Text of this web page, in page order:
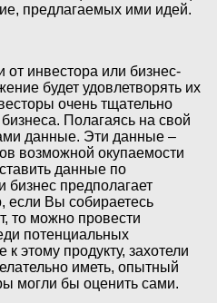
предлагаемых ими идей.
от инвестора или бизнес-
будет удовлетворять их
очень тщательно
Полагаясь на свой
данные. Эти данные –
возможной окупаемости
данные по
бизнес предполагает
если Вы собираетесь
то можно провести
потенциальных
к этому продукту, захотели
иметь, опытный
могли бы оценить сами.